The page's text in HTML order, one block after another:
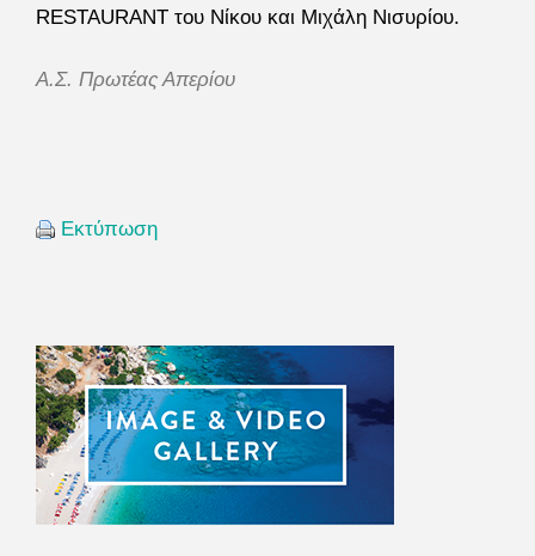
RESTAURANT του Νίκου και Μιχάλη Νισυρίου.
Α.Σ. Πρωτέας Απερίου
Εκτύπωση